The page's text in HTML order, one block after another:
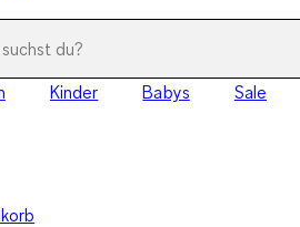
Kinder Babys Sale